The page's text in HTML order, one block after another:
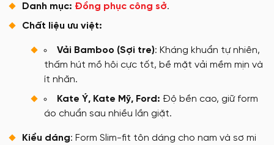
Danh mục: Đồng phục công sở.
Chất liệu ưu việt:
Vải Bamboo (Sợi tre): Kháng khuẩn tự nhiên,
thấm hút mồ hôi cực tốt, bề mặt vải mềm mịn và
ít nhăn.
Kate Ý, Kate Mỹ, Ford: Độ bền cao, giữ form
áo chuẩn sau nhiều lần giặt.
Kiểu dáng: Form Slim-fit tôn dáng cho nam và sơ mi